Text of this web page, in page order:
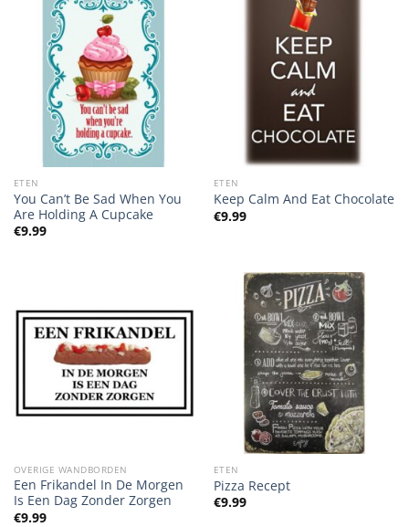
ETEN
You Can’t Be Sad When You
Are Holding A Cupcake
€9.99
ETEN
Keep Calm And Eat Chocolate
€9.99
OVERIGE WANDBORDEN
Een Frikandel In De Morgen
Is Een Dag Zonder Zorgen
€9.99
ETEN
Pizza Recept
€9.99